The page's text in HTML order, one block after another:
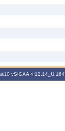
vSIGAA 4.12.14_U.164